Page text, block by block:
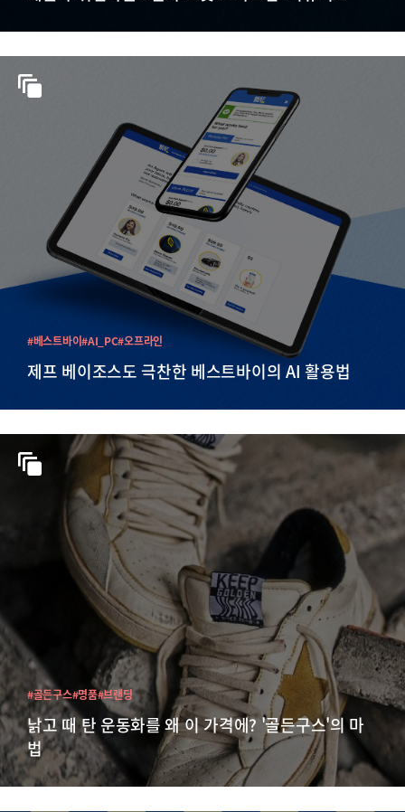
제프 베이조스도 극찬한 베스트바이의 AI 활용법
#베스트바이#AI_PC#오프라인
낡고 때 탄 운동화를 왜 이 가격에? '골든구스'의 마
법
#골든구스#명품#브랜딩